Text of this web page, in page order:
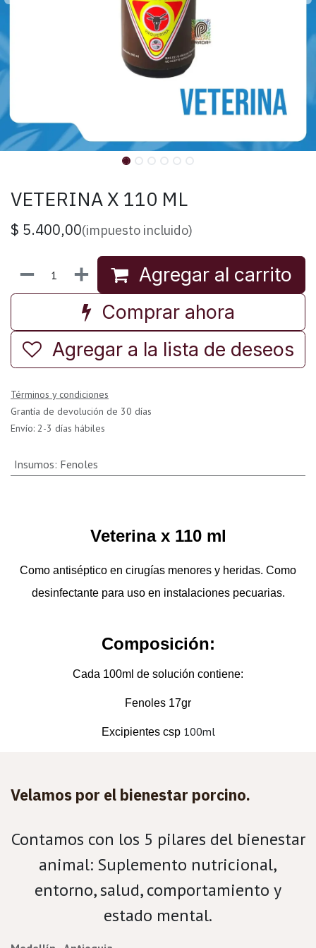
VETERINA X 110 ML
$ 5.400,00(impuesto incluido)
Agregar al carrito
Comprar ahora
Agregar a la lista de deseos
Términos y condiciones
Grantía de devolución de 30 días
Envío: 2-3 días hábiles
Insumos: Fenoles
Veterina x 110 ml
Como antiséptico en cirugías menores y heridas. Como
desinfectante para uso en instalaciones pecuarias.
Composición:
Cada 100ml de solución contiene:
Fenoles 17gr
Excipientes csp100ml
Velamos por el bienestar porcino.
Contamos con los 5 pilares del bienestar
animal: Suplemento nutricional,
entorno, salud, comportamiento y
estado mental.